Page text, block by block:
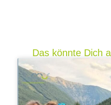
Das könnte Dich